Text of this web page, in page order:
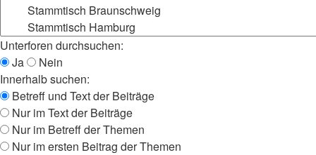
Unterforen durchsuchen:
Ja
Nein
Innerhalb suchen:
Betreff und Text der Beiträge
Nur im Text der Beiträge
Nur im Betreff der Themen
Nur im ersten Beitrag der Themen